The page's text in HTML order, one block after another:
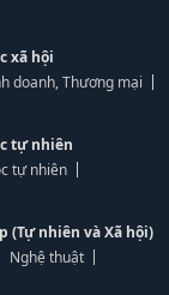
xã hội
doanh, Thương mại
tự nhiên
tự nhiên
(Tự nhiên và Xã hội)
Nghệ thuật